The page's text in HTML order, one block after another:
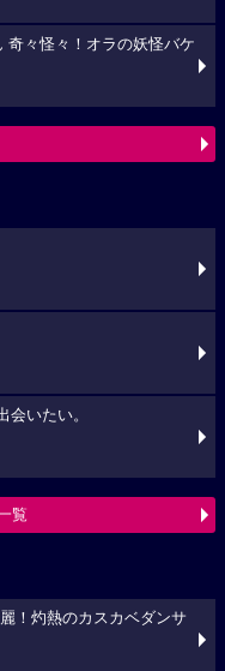
々怪々！オラの妖怪バケ
会いたい。
覧
！灼熱のカスカベダンサ